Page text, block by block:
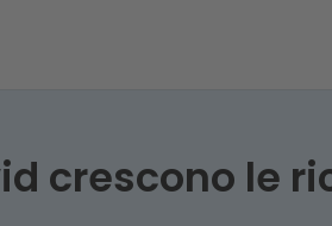
crescono le